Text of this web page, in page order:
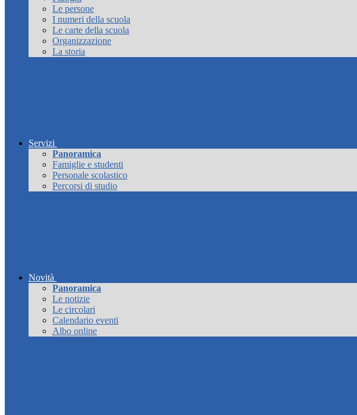
Le persone
I numeri della scuola
Le carte della scuola
Organizzazione
La storia
Servizi
Panoramica
Famiglie e studenti
Personale scolastico
Percorsi di studio
Novità
Panoramica
Le notizie
Le circolari
Calendario eventi
Albo online